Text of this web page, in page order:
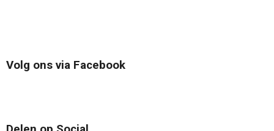
Volg ons via Facebook